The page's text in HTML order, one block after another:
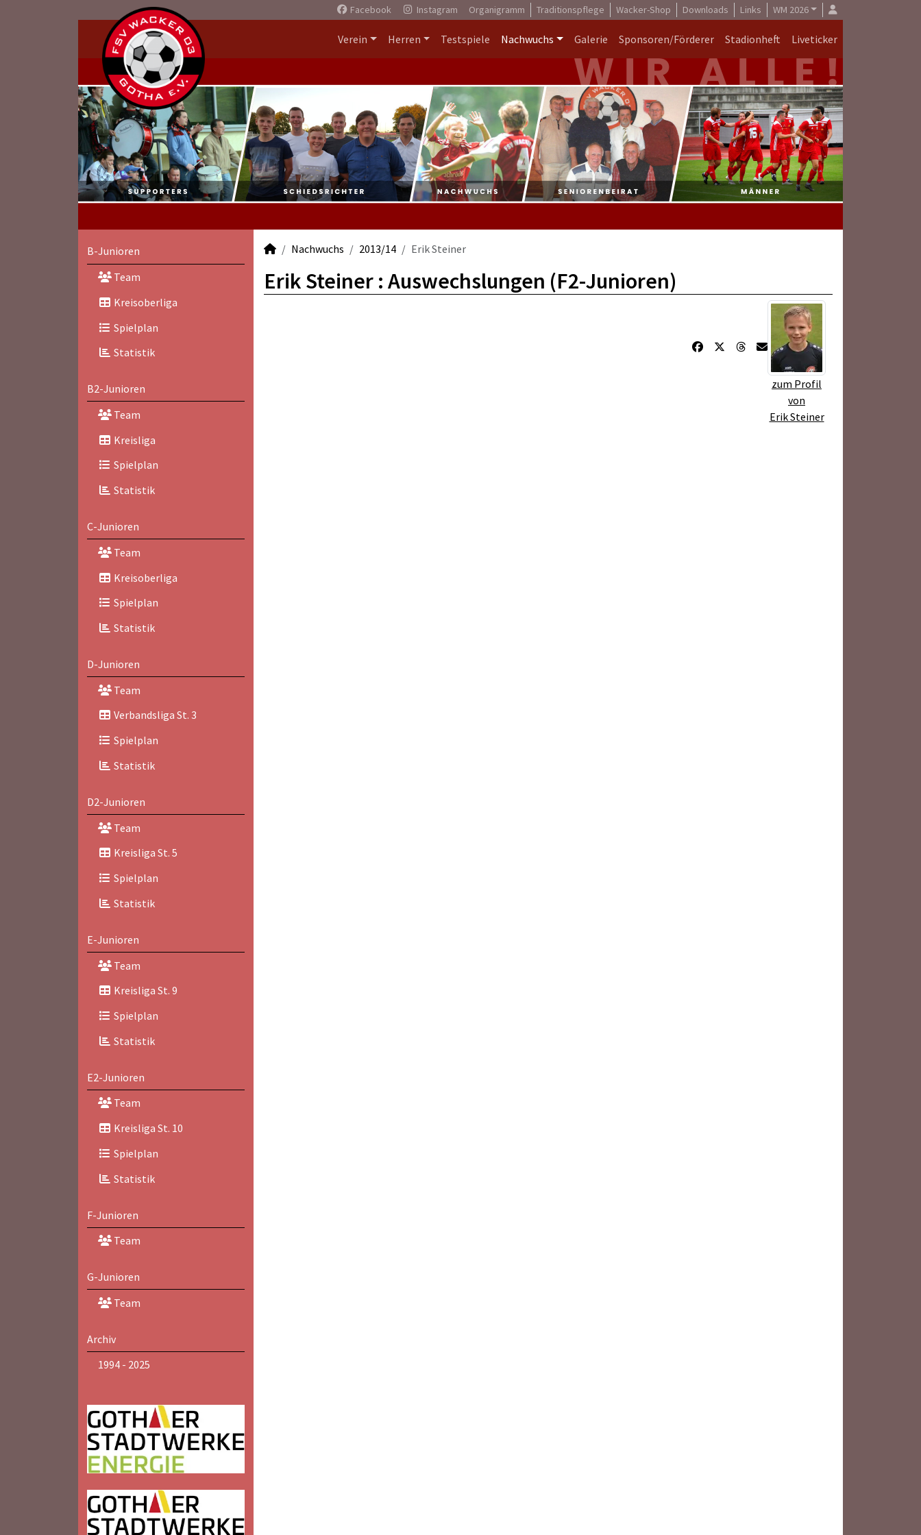
Facebook Instagram Organigramm Traditionspflege Wacker-Shop Downloads Links WM 2026
Verein Herren Testspiele Nachwuchs Galerie Sponsoren/Förderer Stadionheft Liveticker
B-Junioren
Team
Kreisoberliga
Spielplan
Statistik
B2-Junioren
Team
Kreisliga
Spielplan
Statistik
C-Junioren
Team
Kreisoberliga
Spielplan
Statistik
D-Junioren
Team
Verbandsliga St. 3
Spielplan
Statistik
D2-Junioren
Team
Kreisliga St. 5
Spielplan
Statistik
E-Junioren
Team
Kreisliga St. 9
Spielplan
Statistik
E2-Junioren
Team
Kreisliga St. 10
Spielplan
Statistik
F-Junioren
Team
G-Junioren
Team
Archiv
1994 - 2025
Nachwuchs 2013/14 Erik Steiner
Erik Steiner : Auswechslungen (F2-Junioren)
zum Profil
von
Erik Steiner